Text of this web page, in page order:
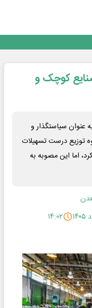
ای آزاد تخصصی انرژی‌های نو و
به صنایع کوچک و
سیاستگذار و
توزیع درست تسهیلات
اما این مصوبه به
۱۴:۰۲